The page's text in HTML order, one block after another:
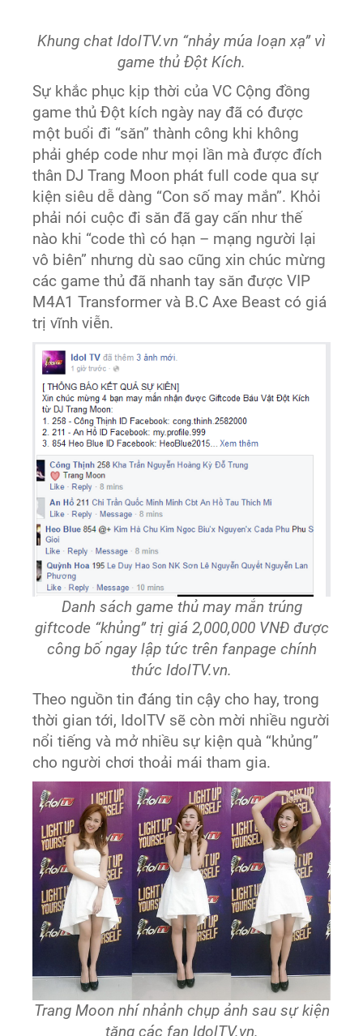
Khung chat IdolTV.vn “nhảy múa loạn xạ” vì
game thủ Đột Kích.
Sự khắc phục kịp thời của VC Cộng đồng
game thủ Đột kích ngày nay đã có được
một buổi đi “săn” thành công khi không
phải ghép code như mọi lần mà được đích
thân DJ Trang Moon phát full code qua sự
kiện siêu dễ dàng “Con số may mắn”. Khỏi
phải nói cuộc đi săn đã gay cấn như thế
nào khi “code thì có hạn – mạng người lại
vô biên” nhưng dù sao cũng xin chúc mừng
các game thủ đã nhanh tay săn được VIP
M4A1 Transformer và B.C Axe Beast có giá
trị vĩnh viễn.
Danh sách game thủ may mắn trúng
giftcode “khủng” trị giá 2,000,000 VNĐ được
công bố ngay lập tức trên fanpage chính
thức IdolTV.vn.
Theo nguồn tin đáng tin cậy cho hay, trong
thời gian tới, IdolTV sẽ còn mời nhiều người
nổi tiếng và mở nhiều sự kiện quà “khủng”
cho người chơi thoải mái tham gia.
Trang Moon nhí nhảnh chụp ảnh sau sự kiện
tặng các fan IdolTV.vn.